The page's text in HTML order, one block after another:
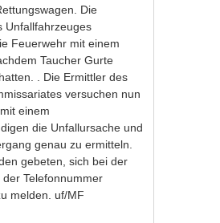
Die
Unfallfahrzeuges
Feuerwehr mit einem
Taucher Gurte
. Die Ermittler des
versuchen nun
einem
die Unfallursache und
genau zu ermitteln.
gebeten, sich bei der
der Telefonnummer
melden. uf/MF